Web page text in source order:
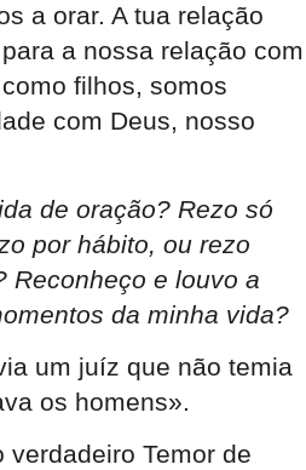
a orar. A tua relação
a nossa relação com
filhos, somos
com Deus, nosso
de oração? Rezo só
por hábito, ou rezo
Reconheço e louvo a
da minha vida?
um juíz que não temia
os homens».
verdadeiro Temor de